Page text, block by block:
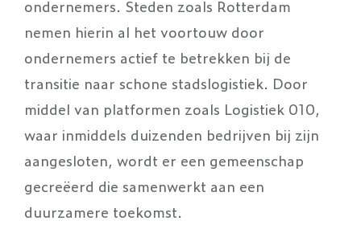
ondernemers. Steden zoals Rotterdam
nemen hierin al het voortouw door
ondernemers actief te betrekken bij de
transitie naar schone stadslogistiek. Door
middel van platformen zoals Logistiek 010,
waar inmiddels duizenden bedrijven bij zijn
aangesloten, wordt er een gemeenschap
gecreëerd die samenwerkt aan een
duurzamere toekomst.